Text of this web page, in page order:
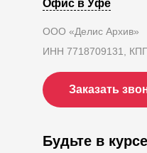
Офис в Уфе
ООО «Делис Архив»
ИНН 7718709131,
Заказать
Будьте в